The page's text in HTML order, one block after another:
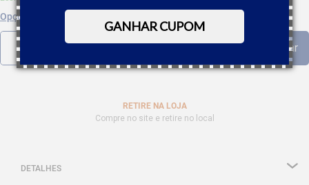
GANHAR CUPOM
Opções de parcelamento
RETIRE NA LOJA
Compre no site e retire no local
DETALHES